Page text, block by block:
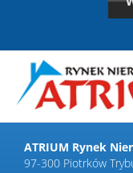
ATRIUM Rynek
97-300 Piotrków